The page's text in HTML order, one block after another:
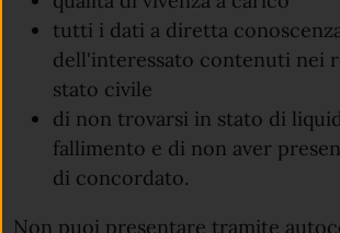
tutti i dati a diretta
dell'interessato contenuti nei
stato civile
di non trovarsi in stato di
fallimento e di non aver
di concordato.
Non puoi presentare tramite